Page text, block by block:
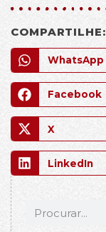
COMPARTILHE:
WhatsApp
Facebook
X
LinkedIn